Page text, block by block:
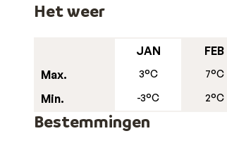
Een klein uurtje rijden van Berlijn
bijzonder, maar heeft wel een
tropische vakantiebestemming is:
zwemparadijs en een Tropisch
Het weer
Max.
Min.
JAN
3°C
-3°C
FEB
7°C
2°C
Bestemmingen